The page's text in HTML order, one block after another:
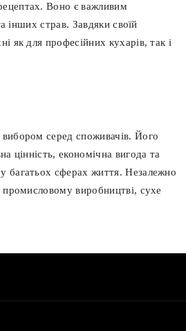
Воно є важливим
інших страв. Завдяки своїй
як для професійних кухарів, так і
серед споживачів. Його
цінність, економічна вигода та
багатьох сферах життя. Незалежно
виробництві, сухе